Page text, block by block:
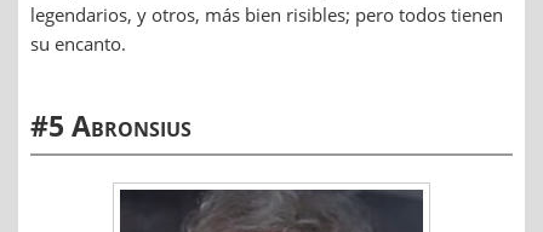
legendarios, y otros, más bien risibles; pero todos tienen
su encanto.
#5 Abronsius